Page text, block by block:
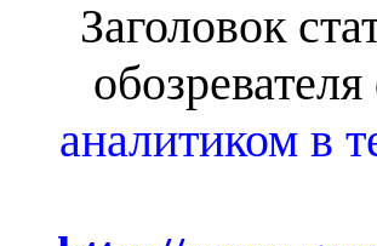
Заголовок
аналитиком в